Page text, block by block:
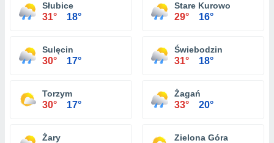
Słubice
31° 18°
Stare Kurowo
29° 16°
Sulęcin
30° 17°
Świebodzin
31° 18°
Torzym
30° 17°
Żagań
33° 20°
Żary Zielona Góra